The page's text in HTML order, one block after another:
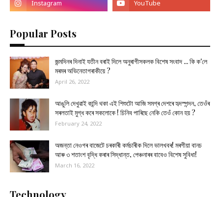
Popular Posts
জন্মদিনৰ দিনাই যতীন বৰাই দিলে অনুৰাগীসকলক বিশেষ সংবাদ ... কি ক'লে
মৰমৰ অভিনেতাগৰাকীয়ে ?
April 26, 2022
আঙুলি দেখুৱাই কান্দি থকা এই শিশুটো আজি সমগ্ৰ দেশৰে হৃদস্পন্দন, তেওঁৰ
সৰলতাই মুগ্ধ কৰে সকলোকে ! চিনিব পাৰিছে নেকি তেওঁ কোন হয় ?
February 24, 2022
অজন্তা নেওগৰ বাজেটে চৰকাৰী কৰ্মচাৰীক দিলে ভালখবৰ! মৰগীয়া বানচ
আৰু ৩ শতাংশ বৃদ্ধি কৰাৰ সিদ্ধান্ত, পেঞ্চনাৰৰ বাবেও বিশেষ সুবিধা!
March 16, 2022
Technology